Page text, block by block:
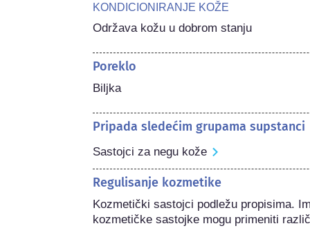
KONDICIONIRANJE KOŽE
Održava kožu u dobrom stanju
Poreklo
Biljka
Pripada sledećim grupama supstanci
Sastojci za negu kože
Regulisanje kozmetike
Kozmetički sastojci podležu propisima.
kozmetičke sastojke mogu primeniti